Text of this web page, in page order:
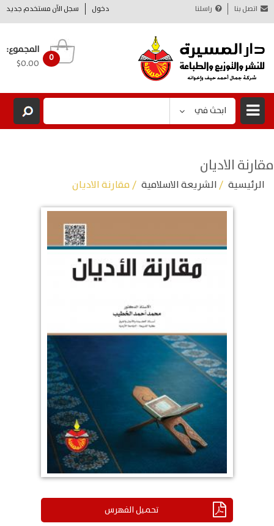
دخول سجل الآن مستخدم جديد اتصل بنا راسلنا
0
المجموع:
$0.00
ابحث في
مقارنة الاديان
الرئيسية /الشريعة الاسلامية / مقارنة الاديان
تحميل الفهرس